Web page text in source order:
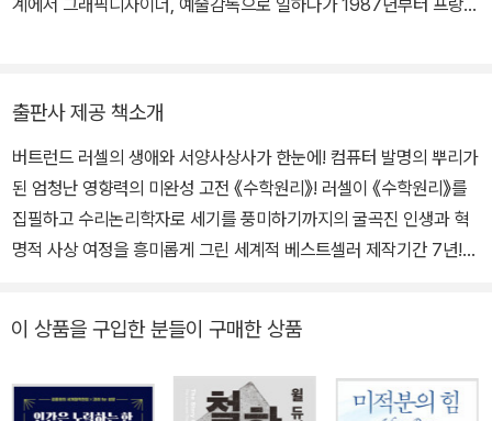
메이션 대본작가, 프로덕션코디네이터, 감독으로 일하고 있다.
출판사 제공 책소개
버트런드 러셀의 생애와 서양사상사가 한눈에! 컴퓨터 발명의 뿌리가
된 엄청난 영향력의 미완성 고전 《수학원리》! 러셀이 《수학원리》를
집필하고 수리논리학자로 세기를 풍미하기까지의 굴곡진 인생과 혁
명적 사상 여정을 흥미롭게 그린 세계적 베스트셀러 제작기간 7년!
‘2009년 올해의 책’ ★ 워싱턴포스트 선정 ‘2009년 최고의 책’ ★
퍼블리셔스위클리 선정 ‘2009년 최고의 책’ ★ 뉴사이언티스트 선
정 우수도서 ★ 2010년 버트런드러셀협회 북어워드 수상 ★ 2010
이 상품을 구입한 분들이 구매한 상품